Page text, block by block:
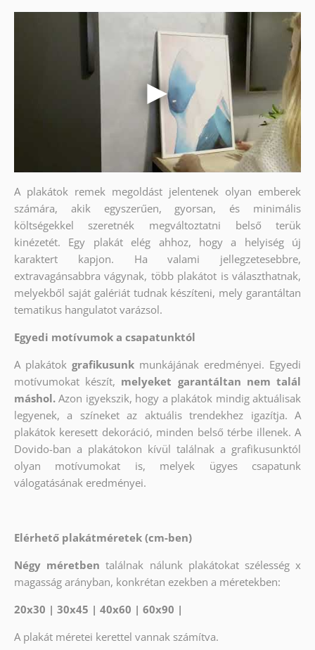
A plakátok remek megoldást jelentenek olyan emberek
számára, akik egyszerűen, gyorsan, és minimális
költségekkel szeretnék megváltoztatni belső terük
kinézetét. Egy plakát elég ahhoz, hogy a helyiség új
karaktert kapjon. Ha valami jellegzetesebbre,
extravagánsabbra vágynak, több plakátot is választhatnak,
melyekből saját galériát tudnak készíteni, mely garantáltan
tematikus hangulatot varázsol.
Egyedi motívumok a csapatunktól
A plakátok grafikusunk munkájának eredményei. Egyedi
motívumokat készít, melyeket garantáltan nem talál
máshol. Azon igyekszik, hogy a plakátok mindig aktuálisak
legyenek, a színeket az aktuális trendekhez igazítja. A
plakátok keresett dekoráció, minden belső térbe illenek. A
Dovido-ban a plakátokon kívül találnak a grafikusunktól
olyan motívumokat is, melyek ügyes csapatunk
válogatásának eredményei.
Elérhető plakátméretek (cm-ben)
Négy méretben találnak nálunk plakátokat szélesség x
magasság arányban, konkrétan ezekben a méretekben:
20x30 | 30x45 | 40x60 | 60x90 |
A plakát méretei kerettel vannak számítva.